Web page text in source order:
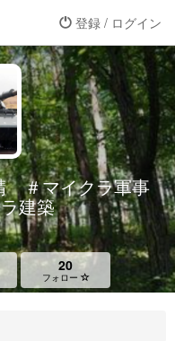
登録 / ログイン
＃マイクラ軍事
建築
20
フォロー